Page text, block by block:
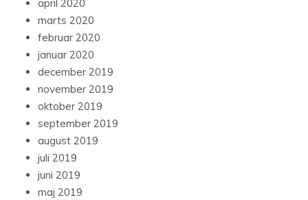
april 2020
marts 2020
februar 2020
januar 2020
december 2019
november 2019
oktober 2019
september 2019
august 2019
juli 2019
juni 2019
maj 2019